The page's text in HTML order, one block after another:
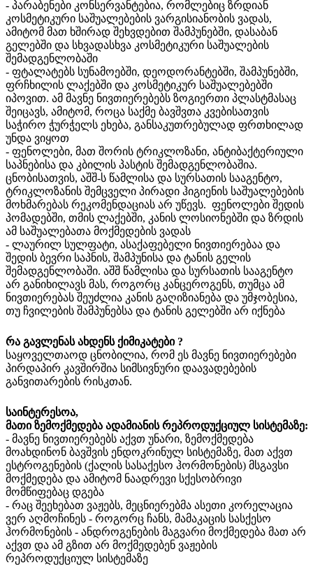
- პარაბენები კონსერვანტებია, რომლებიც ზრდიან
კოსმეტიკური საშუალებების ვარგისიანობის ვადას,
ამიტომ მათ ხშირად შეხვდებით შამპუნებში, დასაბან
გელებში და სხვადასხვა კოსმეტიკური საშუალების
შემადგენლობაში
- ფტალატებს სუნამოებში, დეოდორანტებში, შამპუნებში,
ფრჩხილის ლაქებში და კოსმეტიკურ საშუალებებში
იპოვით. ამ მავნე ნივთიერებებს ზოგიერთი პლასტმასაც
შეიცავს, ამიტომ, როცა საქმე ბავშვთა კვებისათვის
საჭირო ჭურჭელს ეხება, განსაკუთრებულად ფრთხილად
უნდა ვიყოთ
- ფენოლები, მათ შორის ტრიკლოზანი, ანტიბაქტერიული
საპნებისა და კბილის პასტის შემადგენლობაშია.
ცნობისათვის, აშშ-ს წამლისა და სურსათის სააგენტო,
ტრიკლოზანის შემცველი პირადი ჰიგიენის საშუალებების
მოხმარებას რეკომენდაციას არ უწევს. ფენოლები შედის
პომადებში, თმის ლაქებში, კანის ლოსიონებში და ზრდის
ამ საშუალებათა მოქმედების ვადას
- ლაურილ სულფატი, ასაქაფებელი ნივთიერებაა და
შედის ბევრი საპნის, შამპუნისა და ტანის გელის
შემადგენლობაში. აშშ წამლისა და სურსათის სააგენტო
არ განიხილავს მას, როგორც კანცეროგენს, თუმცა ამ
ნივთიერებას შეუძლია კანის გაღიზიანება და უმჯობესია,
თუ ჩვილების შამპუნებსა და ტანის გელებში არ იქნება
რა გავლენას ახდენს ქიმიკატები ?
საყოველთაოდ ცნობილია, რომ ეს მავნე ნივთიერებები
პირდაპირ კავშირშია სიმსივნური დაავადებების
განვითარების რისკთან.
საინტერესოა,
მათიზემოქმედება ადამიანისრეპროდუქციულ სისტემაზე:
- მავნე ნივთიერებებს აქვთ უნარი, ზემოქმედება
მოახდინონ ბავშვის ენდოკრინულ სისტემაზე, მათ აქვთ
ესტროგენების (ქალის სასაქესო ჰორმონების) მსგავსი
მოქმედება და ამიტომ ნაადრევი სქესობრივი
მომწიფებაც დგება
- რაც შეეხებათ ვაჟებს, მეცნიერებმა ასეთი კორელაცია
ვერ აღმოჩინეს - როგორც ჩანს, მამაკაცის სასქესო
ჰორმონების - ანდროგენების მაგვარი მოქმედება მათ არ
აქვთ და ამ გზით არ მოქმედებენ ვაჟების
რეპროდუქციულ სისტემაზე